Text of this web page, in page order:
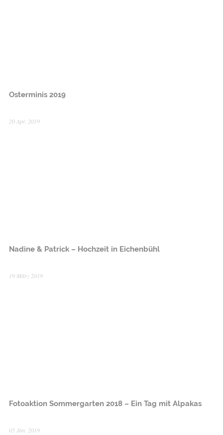
Osterminis 2019
20 Apr. 2019
Nadine & Patrick – Hochzeit in Eichenbühl
19 März 2019
Fotoaktion Sommergarten 2018 – Ein Tag mit Alpakas
05 Jan. 2019